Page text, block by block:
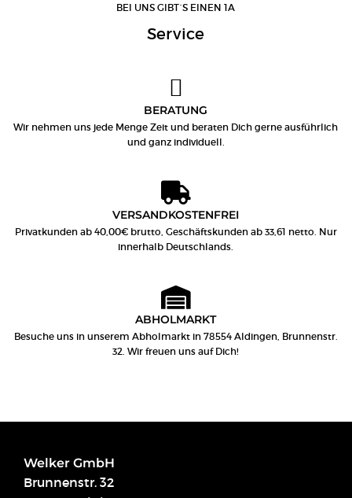
BEI UNS GIBT´S EINEN 1A
Service
BERATUNG
Wir nehmen uns jede Menge Zeit und beraten Dich gerne ausführlich
und ganz individuell.
VERSANDKOSTENFREI
Privatkunden ab 40,00€ brutto, Geschäftskunden ab 33,61 netto. Nur
innerhalb Deutschlands.
ABHOLMARKT
Besuche uns in unserem Abholmarkt in 78554 Aldingen, Brunnenstr.
32. Wir freuen uns auf Dich!
Welker GmbH
Brunnenstr. 32